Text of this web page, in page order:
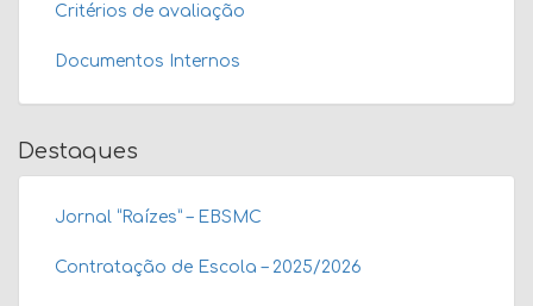
Critérios de avaliação
Documentos Internos
Destaques
Jornal “Raízes” – EBSMC
Contratação de Escola – 2025/2026